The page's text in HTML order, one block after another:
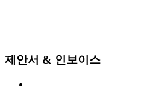
제안서 & 인보이스